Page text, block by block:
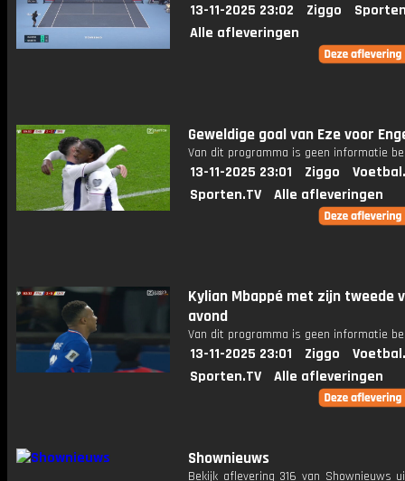
13-11-2025 23:02 Ziggo
Alle afleveringen
Geweldige goal van Eze voor
Van dit programma is geen informatie
13-11-2025 23:01 Ziggo
Sporten.TV
Alle afleveringen
Kylian Mbappé met zijn tweede
avond
Van dit programma is geen informatie
13-11-2025 23:01 Ziggo
Sporten.TV
Alle afleveringen
Shownieuws
Bekijk aflevering 316 van Shownieuws